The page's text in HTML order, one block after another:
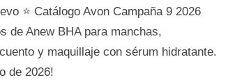
⭐ Catálogo Avon Campaña 9 2026
de Anew BHA para manchas,
y maquillaje con sérum hidratante.
de 2026!